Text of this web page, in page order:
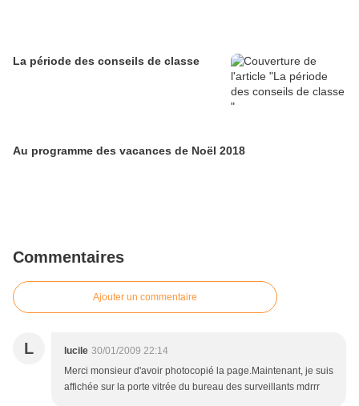
La période des conseils de classe
Au programme des vacances de Noël 2018
Commentaires
Ajouter un commentaire
L lucile 30/01/2009 22:14
Merci monsieur d'avoir photocopié la page.Maintenant, je suis
affichée sur la porte vitrée du bureau des surveillants mdrrr